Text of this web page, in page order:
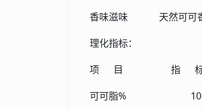
香味滋味 天然可可香
理化指标：
项 目 指
可可脂% 10-